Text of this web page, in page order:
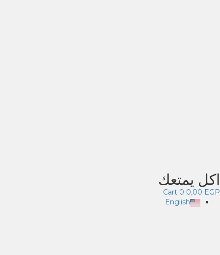
اكل يمتعك
0,00 EGP
0
Cart
English